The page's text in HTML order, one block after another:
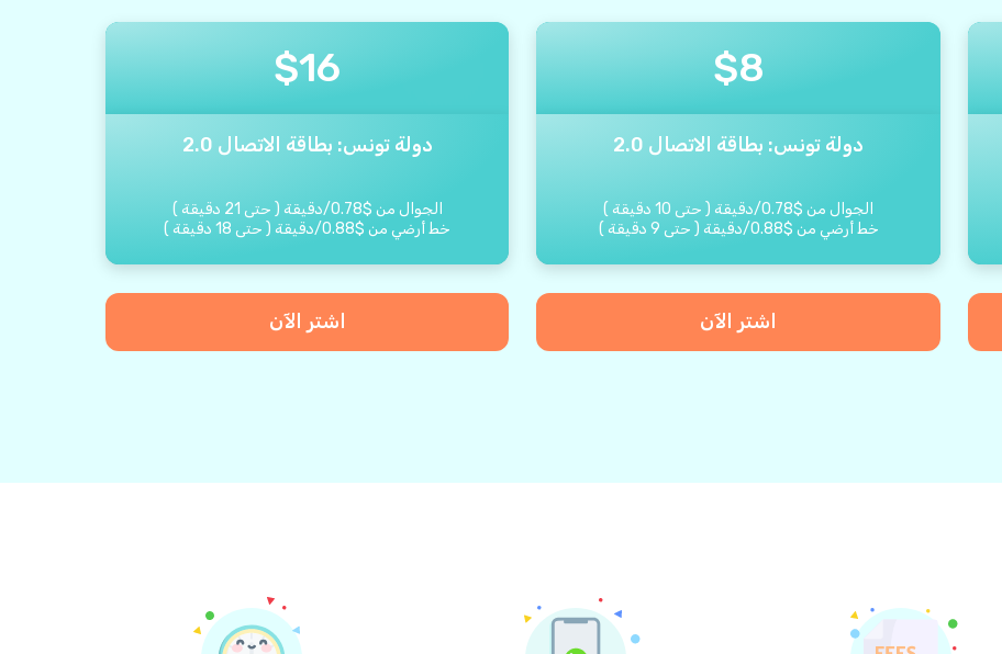
$8
دولة تونس: بطاقة الاتصال 2.0
الجوال من $
0.78
/دقيقة ( حتى 10 دقيقة )
خط أرضي من $
0.88
/دقيقة ( حتى 9 دقيقة )
اشتر الآن
$16
دولة تونس: بطاقة الاتصال 2.0
الجوال من $
0.78
/دقيقة ( حتى 21 دقيقة )
خط أرضي من$
0.88
/دقيقة ( حتى 18 دقيقة )
اشتر الآن